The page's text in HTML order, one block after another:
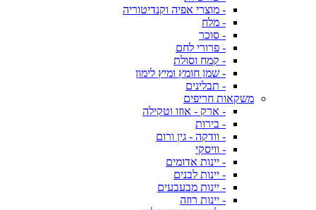
- מוצרי אפיה וקנדיטוריה
- מלח
- סוכר
- פרורי לחם
- קמח וסולת
- שמן חומץ ומיץ לימון
- תבלינים
משקאות חריפים
- ארק - אוזו וטקילה
- בירות
- וודקה - גין ורום
- וויסקי
- יינות אדומים
- יינות לבנים
- יינות מבעבעים
- יינות רוזה